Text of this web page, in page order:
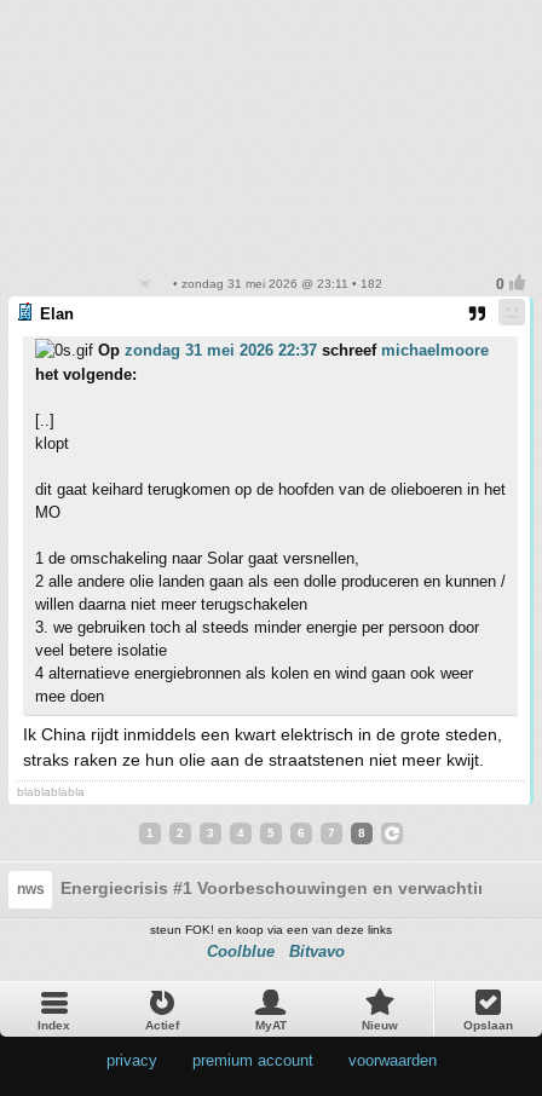
• zondag 31 mei 2026 @ 23:11 • 182
Elan
Op zondag 31 mei 2026 22:37 schreef michaelmoore
het volgende:
[..]
klopt
dit gaat keihard terugkomen op de hoofden van de olieboeren in het
MO
1 de omschakeling naar Solar gaat versnellen,
2 alle andere olie landen gaan als een dolle produceren en kunnen /
willen daarna niet meer terugschakelen
3. we gebruiken toch al steeds minder energie per persoon door
veel betere isolatie
4 alternatieve energiebronnen als kolen en wind gaan ook weer
mee doen
Ik China rijdt inmiddels een kwart elektrisch in de grote steden,
straks raken ze hun olie aan de straatstenen niet meer kwijt.
blablablabla
1 2 3 4 5 6 7 8
nws Energiecrisis #1 Voorbeschouwingen en verwachtingen
steun FOK! en koop via een van deze links
Coolblue Bitvavo
Index Actief MyAT Nieuw Opslaan
privacy premium account voorwaarden